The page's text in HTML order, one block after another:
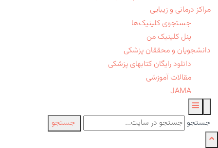
مراکز درمانی و زیبایی
جستجوی کلینیک‌ها
پنل کلینیک من
دانشجویان و محققان پزشکی
دانلود رایگان کتابهای پزشکی
مقالات آموزشی
JAMA
جستجو جستجو